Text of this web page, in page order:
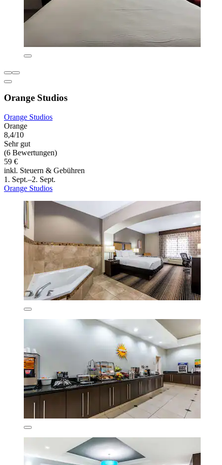
Orange Studios
Orange Studios
Orange
8,4/10
Sehr gut
(6 Bewertungen)
59 €
inkl. Steuern & Gebühren
1. Sept.–2. Sept.
Orange Studios